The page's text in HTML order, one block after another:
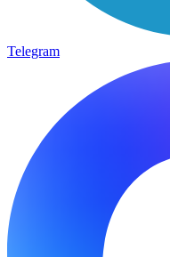
Telegram